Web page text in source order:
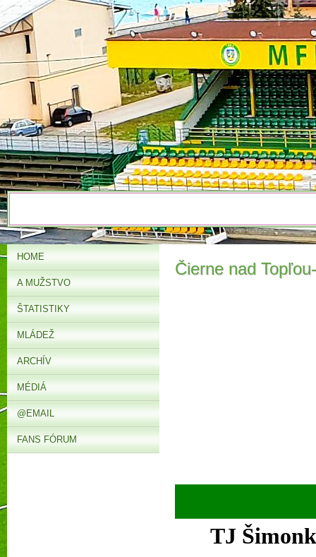
Čierne nad
TJ
HOME
A MUŽSTVO
ŠTATISTIKY
MLÁDEŽ
ARCHÍV
MÉDIÁ
@EMAIL
FANS FÓRUM